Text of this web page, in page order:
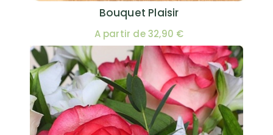
Bouquet Plaisir
A partir de 32,90 €